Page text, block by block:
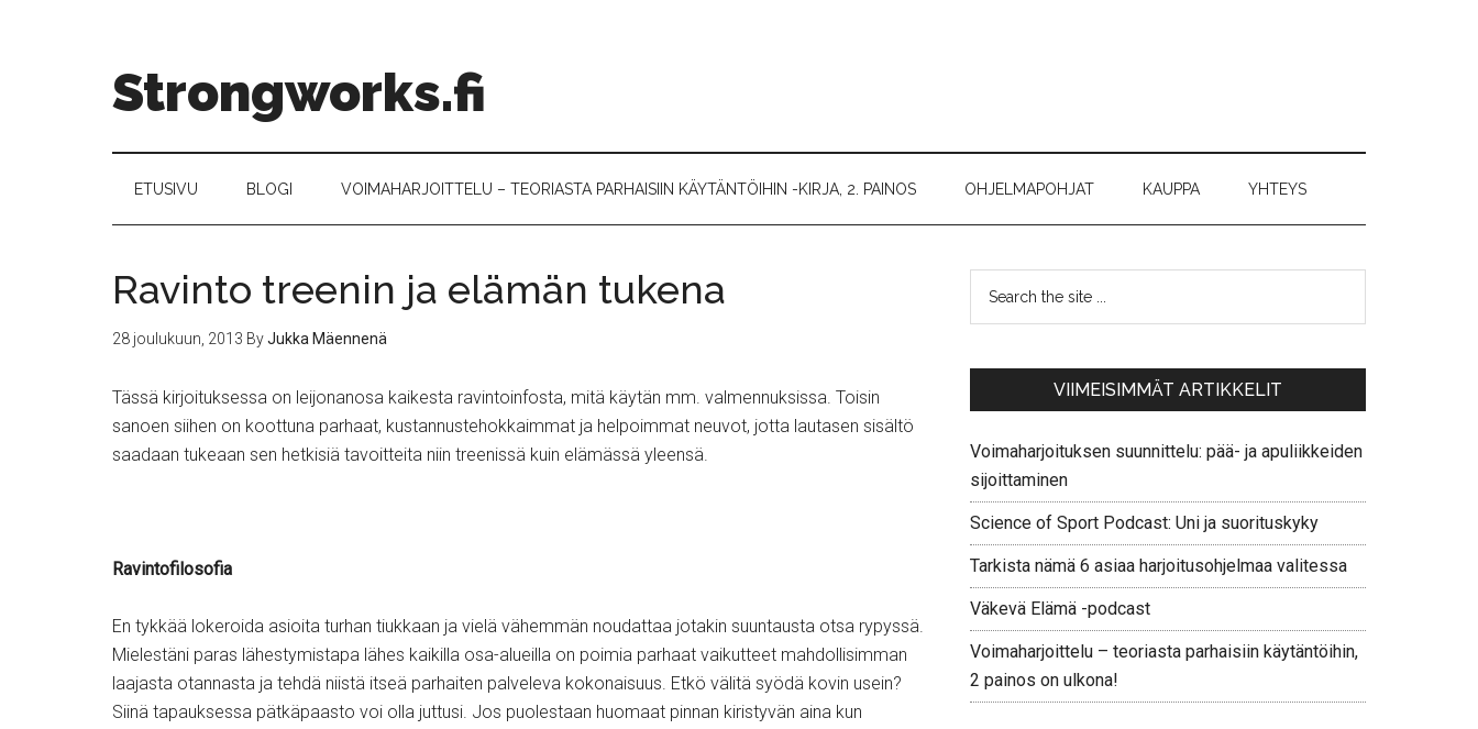
Strongworks.fi
ETUSIVU BLOGI VOIMAHARJOITTELU – TEORIASTA PARHAISIIN KÄYTÄNTÖIHIN -KIRJA, 2. PAINOS OHJELMAPOHJAT KAUPPA YHTEYS
Ravinto treenin ja elämän tukena
28 joulukuun, 2013 ByJukka Mäennenä
Tässä kirjoituksessa on leijonanosa kaikesta ravintoinfosta, mitä käytän mm. valmennuksissa. Toisin
sanoen siihen on koottuna parhaat, kustannustehokkaimmat ja helpoimmat neuvot, jotta lautasen sisältö
saadaan tukeaan sen hetkisiä tavoitteita niin treenissä kuin elämässä yleensä.
Ravintofilosofia
En tykkää lokeroida asioita turhan tiukkaan ja vielä vähemmän noudattaa jotakin suuntausta otsa rypyssä.
Mielestäni paras lähestymistapa lähes kaikilla osa-alueilla on poimia parhaat vaikutteet mahdollisimman
laajasta otannasta ja tehdä niistä itseä parhaiten palveleva kokonaisuus. Etkö välitä syödä kovin usein?
Siinä tapauksessa pätkäpaasto voi olla juttusi. Jos puolestaan huomaat pinnan kiristyvän aina kun
VIIMEISIMMÄT ARTIKKELIT
Voimaharjoituksen suunnittelu: pää- ja apuliikkeiden
sijoittaminen
Science of Sport Podcast: Uni ja suorituskyky
Tarkista nämä 6 asiaa harjoitusohjelmaa valitessa
Väkevä Elämä -podcast
Voimaharjoittelu – teoriasta parhaisiin käytäntöihin,
2 painos on ulkona!